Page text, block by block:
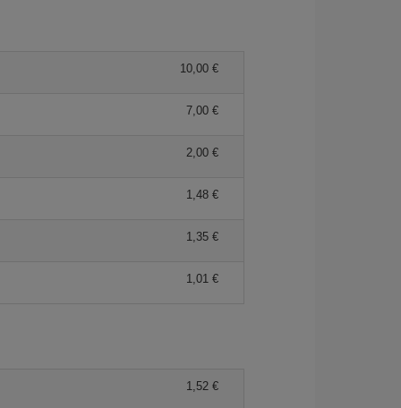
10,00 €
7,00 €
2,00 €
1,48 €
1,35 €
1,01 €
1,52 €